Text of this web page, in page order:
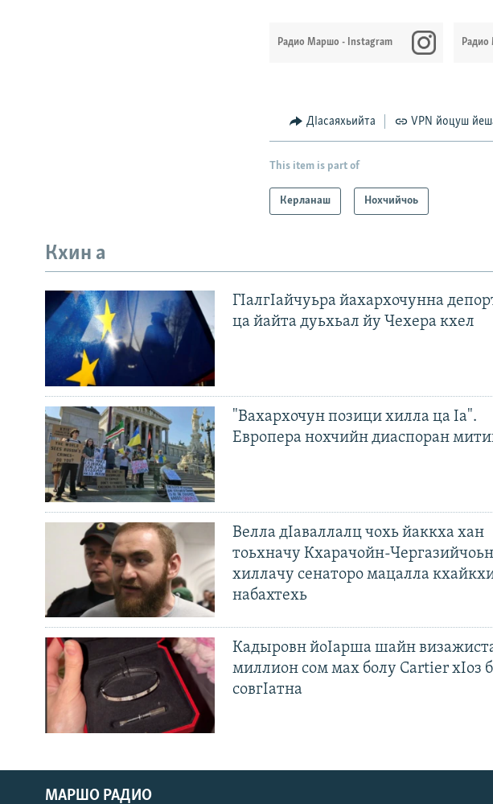
Оьрсийн маттахь
Радио Маршо - Instagram Радио
ДIасаяхьийта VPN йоцуш
This item is part of
Керланаш Нохчийчоь
Кхин а
ГIалгIайчуьра йахархочунна
ца йайта дуьхьал йу Чехера кхел
"Вахархочун позици хилла ца Iа".
Европера нохчийн диаспоран
Велла дIаваллалц чохь йаккха хан
тоьхначу Кхарачойн-
хиллачу сенаторо мацалла
набахтехь
Кадыровн йоIарша шайн
миллион сом мах болу Cartier хIоз
совгIатна
МАРШО РАДИО